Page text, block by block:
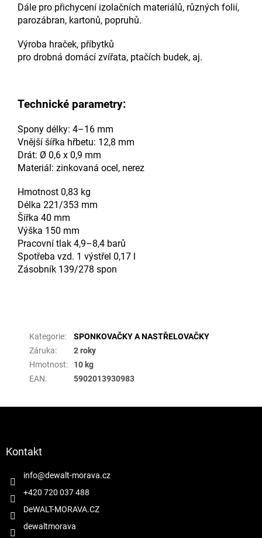
Dále pro přichycení izolačních materiálů, různých folií,
parozábran, kartonů, popruhů.
Výroba hraček, příbytků
pro drobná domácí zvířata, ptačích budek, aj.
Technické parametry:
Spony délky: 4–16 mm
Vnější šířka hřbetu: 12,8 mm
Drát: Ø 0,6 x 0,9 mm
Materiál: zinkovaná ocel, nerez
Hmotnost 0,83 kg
Délka 221/353 mm
Šířka 40 mm
Výška 150 mm
Pracovní tlak 4,9–8,4 barů
Spotřeba vzd. 1 výstřel 0,17 l
Zásobník 139/278 spon
Kategorie:
SPONKOVAČKY A NASTŘELOVAČKY
Záruka:
2 roky
Hmotnost:
10 kg
EAN: 5902013930983
Kontakt
info@dewalt-morava.cz
+420 720 037 488
DeWALT-MORAVA.CZ
dewaltmorava